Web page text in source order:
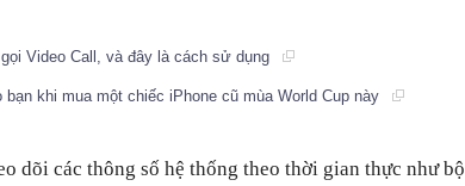
Video Call, và đây là cách sử dụng
khi mua một chiếc iPhone cũ mùa World Cup này
dõi các thông số hệ thống theo thời gian thực như bộ